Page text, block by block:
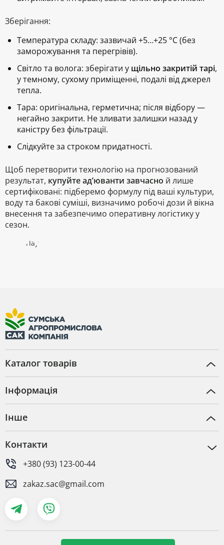
Зберігання:
Температура складу: зазвичай +5…+25 °C(без
заморожування та перегрівів).
Світло та волога: зберігати у щільно закритій тарі,
у темному, сухому приміщенні, подалі від джерел
тепла.
Тара: оригінальна, герметична; після відбору —
негайно закрити. Не зливати залишки назад у
каністру без фільтрації.
Слідкуйте за строком придатності.
Щоб перетворити технологію на прогнозований
результат, купуйте ад’юванти завчасно й лише
сертифіковані: підберемо формулу під ваші культури,
воду та бакові суміші, визначимо робочі дози й вікна
внесення та забезпечимо оперативну логістику у
сезон.
Каталог товарів
Інформація
Інше
Контакти
+380 (93) 123-00-44
zakaz.sac@gmail.com